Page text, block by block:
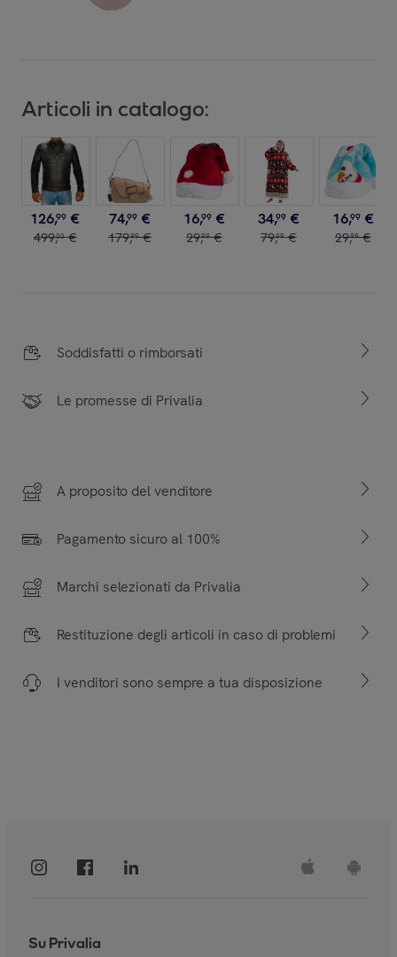
Articoli in catalogo:
126,99 €
499,00 €
74,99 €
179,99 €
16,99 €
29,99 €
34,99 €
79,99 €
16,99 €
29,99 €
Soddisfatti o rimborsati
Le promesse di Privalia
A proposito del venditore
Pagamento sicuro al 100%
Marchi selezionati da Privalia
Restituzione degli articoli in caso di problemi
I venditori sono sempre a tua disposizione
Su Privalia